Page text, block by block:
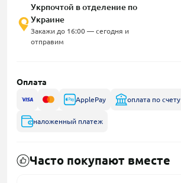
Укрпочтой в отделение по
Украине
Закажи до 16:00 — сегодня и
отправим
Оплата
ApplePay оплата по счету
наложенный платеж
Часто покупают вместе